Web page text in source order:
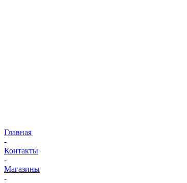
Главная
-
Контакты
-
Магазины
-